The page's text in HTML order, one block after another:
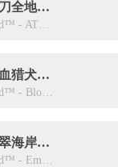
猎人：野性的呼唤 军刀全地形四驱越野车DLC
theHunter: Call of the Wild™ - ATV SABER 4X4
猎人：野性的呼唤 寻血猎犬DLC
theHunter: Call of the Wild™ - Bloodhound
猎人：野性的呼唤 翡翠海岸装饰包DLC
theHunter: Call of the Wild™ - Emerald Coast Cosmetic Pack